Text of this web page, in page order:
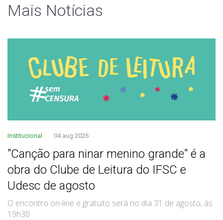
Mais Notí­cias
Institucional 04 aug 2026
"Canção para ninar menino grande" é a
obra do Clube de Leitura do IFSC e
Udesc de agosto
O encontro on-line e gratuito será no dia 31 de agosto, às
19h30